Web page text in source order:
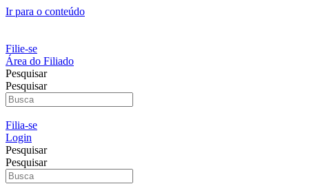
Ir para o conteúdo
Filie-se
Área do Filiado
Pesquisar
Pesquisar
Filia-se
Login
Pesquisar
Pesquisar